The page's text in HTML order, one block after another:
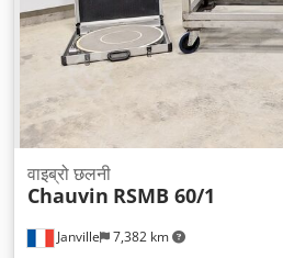
Janville 7,382 km
वाइब्रो छलनी
Chauvin RSMB 60/1